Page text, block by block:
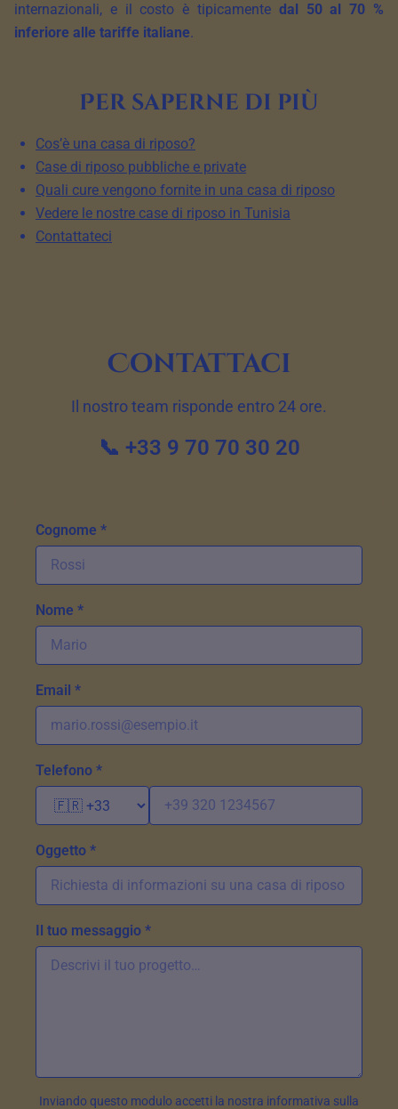
internazionali, e il costo è tipicamente dal 50 al 70 %
inferiore alle tariffe italiane.
Per saperne di più
Cos’è una casa di riposo?
Case di riposo pubbliche e private
Quali cure vengono fornite in una casa di riposo
Vedere le nostre case di riposo in Tunisia
Contattateci
Contattaci
Il nostro team risponde entro 24 ore.
📞 +33 9 70 70 30 20
Cognome *
Nome *
Email *
Telefono *
Oggetto *
Il tuo messaggio *
Inviando questo modulo accetti la nostra informativa sulla